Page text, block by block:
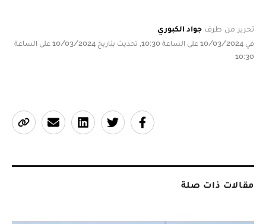
تحرير من طرف جواد الكبوري
في 10/03/2024 على الساعة 10:30, تحديث بتاريخ 10/03/2024 على الساعة
10:30
مقالات ذات صلة